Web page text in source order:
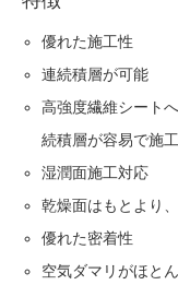
優れた施工性
連続積層が可能
高強度繊維シート
続積層が容易で施
湿潤面施工対応
乾燥面はもとより
優れた密着性
空気ダマリがほと